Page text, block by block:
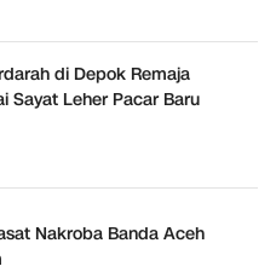
di Depok Remaja
Sayat Leher Pacar Baru
Nakroba Banda Aceh